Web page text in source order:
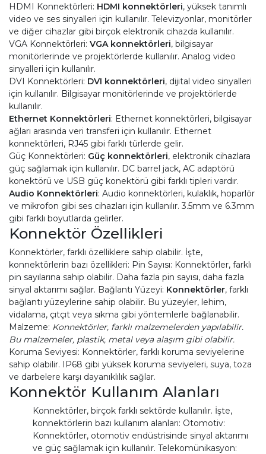
HDMI Konnektörleri: HDMI konnektörleri, yüksek tanımlı
video ve ses sinyalleri için kullanılır. Televizyonlar, monitörler
ve diğer cihazlar gibi birçok elektronik cihazda kullanılır.
VGA Konnektörleri: VGA konnektörleri, bilgisayar
monitörlerinde ve projektörlerde kullanılır. Analog video
sinyalleri için kullanılır.
DVI Konnektörleri: DVI konnektörleri, dijital video sinyalleri
için kullanılır. Bilgisayar monitörlerinde ve projektörlerde
kullanılır.
Ethernet Konnektörleri: Ethernet konnektörleri, bilgisayar
ağları arasında veri transferi için kullanılır. Ethernet
konnektörleri, RJ45 gibi farklı türlerde gelir.
Güç Konnektörleri: Güç konnektörleri, elektronik cihazlara
güç sağlamak için kullanılır. DC barrel jack, AC adaptörü
konektörü ve USB güç konektörü gibi farklı tipleri vardır.
Audio Konnektörleri: Audio konnektörleri, kulaklık, hoparlör
ve mikrofon gibi ses cihazları için kullanılır. 3.5mm ve 6.3mm
gibi farklı boyutlarda gelirler.
Konnektör Özellikleri
Konnektörler, farklı özelliklere sahip olabilir. İşte,
konnektörlerin bazı özellikleri: Pin Sayısı: Konnektörler, farklı
pin sayılarına sahip olabilir. Daha fazla pin sayısı, daha fazla
sinyal aktarımı sağlar. Bağlantı Yüzeyi: Konnektörler, farklı
bağlantı yüzeylerine sahip olabilir. Bu yüzeyler, lehim,
vidalama, çıtçıt veya sıkma gibi yöntemlerle bağlanabilir.
Malzeme: Konnektörler, farklı malzemelerden yapılabilir.
Bu malzemeler, plastik, metal veya alaşım gibi olabilir.
Koruma Seviyesi: Konnektörler, farklı koruma seviyelerine
sahip olabilir. IP68 gibi yüksek koruma seviyeleri, suya, toza
ve darbelere karşı dayanıklılık sağlar.
Konnektör Kullanım Alanları
Konnektörler, birçok farklı sektörde kullanılır. İşte,
konnektörlerin bazı kullanım alanları: Otomotiv:
Konnektörler, otomotiv endüstrisinde sinyal aktarımı
ve güç sağlamak için kullanılır. Telekomünikasyon: